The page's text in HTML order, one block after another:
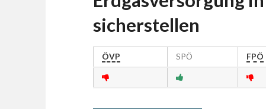
sicherstellen
ÖVP SPÖ FPÖ